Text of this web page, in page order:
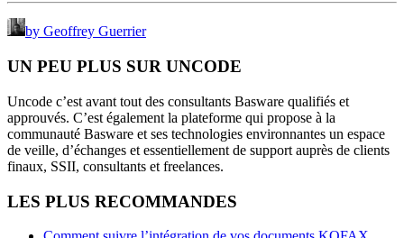
by Geoffrey Guerrier
UN PEU PLUS SUR UNCODE
Uncode c’est avant tout des consultants Basware qualifiés et
approuvés. C’est également la plateforme qui propose à la
communauté Basware et ses technologies environnantes un espace
de veille, d’échanges et essentiellement de support auprès de clients
finaux, SSII, consultants et freelances.
LES PLUS RECOMMANDES